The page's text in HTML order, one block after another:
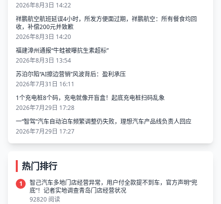
2026年8月3日 14:22
祥鹏航空航班延误4小时，所发方便面过期，祥鹏航空：所有餐食均回
收，补偿200元并致歉
2026年8月3日 14:20
福建漳州通报“牛蛙被曝抗生素超标”
2026年8月3日 13:54
苏泊尔陷“AI擦边营销”风波背后：盈利承压
2026年7月31日 16:11
1个充电桩8个码，充电就像开盲盒！起底充电桩扫码乱象
2026年7月29日 17:28
一“智驾”汽车自动泊车频繁调整仍失败，理想汽车产品线负责人回应
2026年7月29日 17:27
热门排行
1
智己汽车多地门店经营异常，用户付全款提不到车，官方声明“兜
底”！记者实地调查青岛门店经营状况
92820 阅读